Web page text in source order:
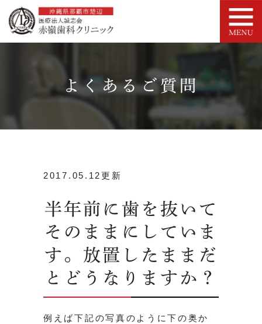
よくあるご質問
2017.05.12更新
半年前に歯を抜いて
そのままにしていま
す。放置したままだ
とどうなりますか？
例えば下記の写真のように下の奥か